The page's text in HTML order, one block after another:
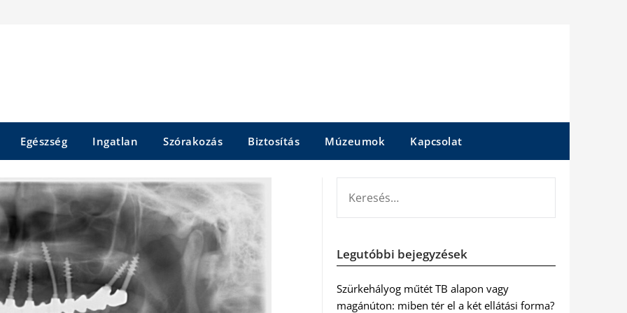
Egészség Ingatlan Szórakozás Biztosítás Múzeumok Kapcsolat
Legutóbbi bejegyzések
Szürkehályog műtét TB alapon vagy
magánúton: miben tér el a két ellátási forma?